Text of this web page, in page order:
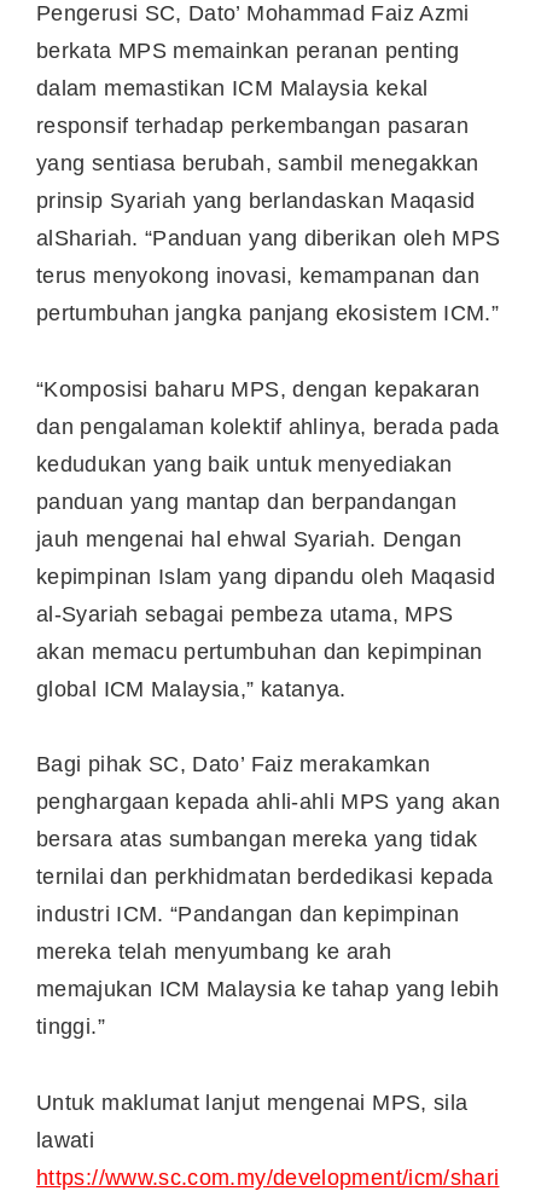
Pengerusi SC, Dato’ Mohammad Faiz Azmi
berkata MPS memainkan peranan penting
dalam memastikan ICM Malaysia kekal
responsif terhadap perkembangan pasaran
yang sentiasa berubah, sambil menegakkan
prinsip Syariah yang berlandaskan Maqasid
alShariah. “Panduan yang diberikan oleh MPS
terus menyokong inovasi, kemampanan dan
pertumbuhan jangka panjang ekosistem ICM.”
“Komposisi baharu MPS, dengan kepakaran
dan pengalaman kolektif ahlinya, berada pada
kedudukan yang baik untuk menyediakan
panduan yang mantap dan berpandangan
jauh mengenai hal ehwal Syariah. Dengan
kepimpinan Islam yang dipandu oleh Maqasid
al-Syariah sebagai pembeza utama, MPS
akan memacu pertumbuhan dan kepimpinan
global ICM Malaysia,” katanya.
Bagi pihak SC, Dato’ Faiz merakamkan
penghargaan kepada ahli-ahli MPS yang akan
bersara atas sumbangan mereka yang tidak
ternilai dan perkhidmatan berdedikasi kepada
industri ICM. “Pandangan dan kepimpinan
mereka telah menyumbang ke arah
memajukan ICM Malaysia ke tahap yang lebih
tinggi.”
Untuk maklumat lanjut mengenai MPS, sila
lawati
https://www.sc.com.my/development/icm/shari